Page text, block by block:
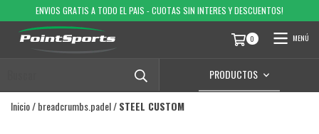
ENVIOS GRATIS A TODO EL PAIS - CUOTAS SIN INTERES Y DESCUENTOS!
0 MENÚ
PRODUCTOS
Inicio/breadcrumbs.padel/STEEL CUSTOM